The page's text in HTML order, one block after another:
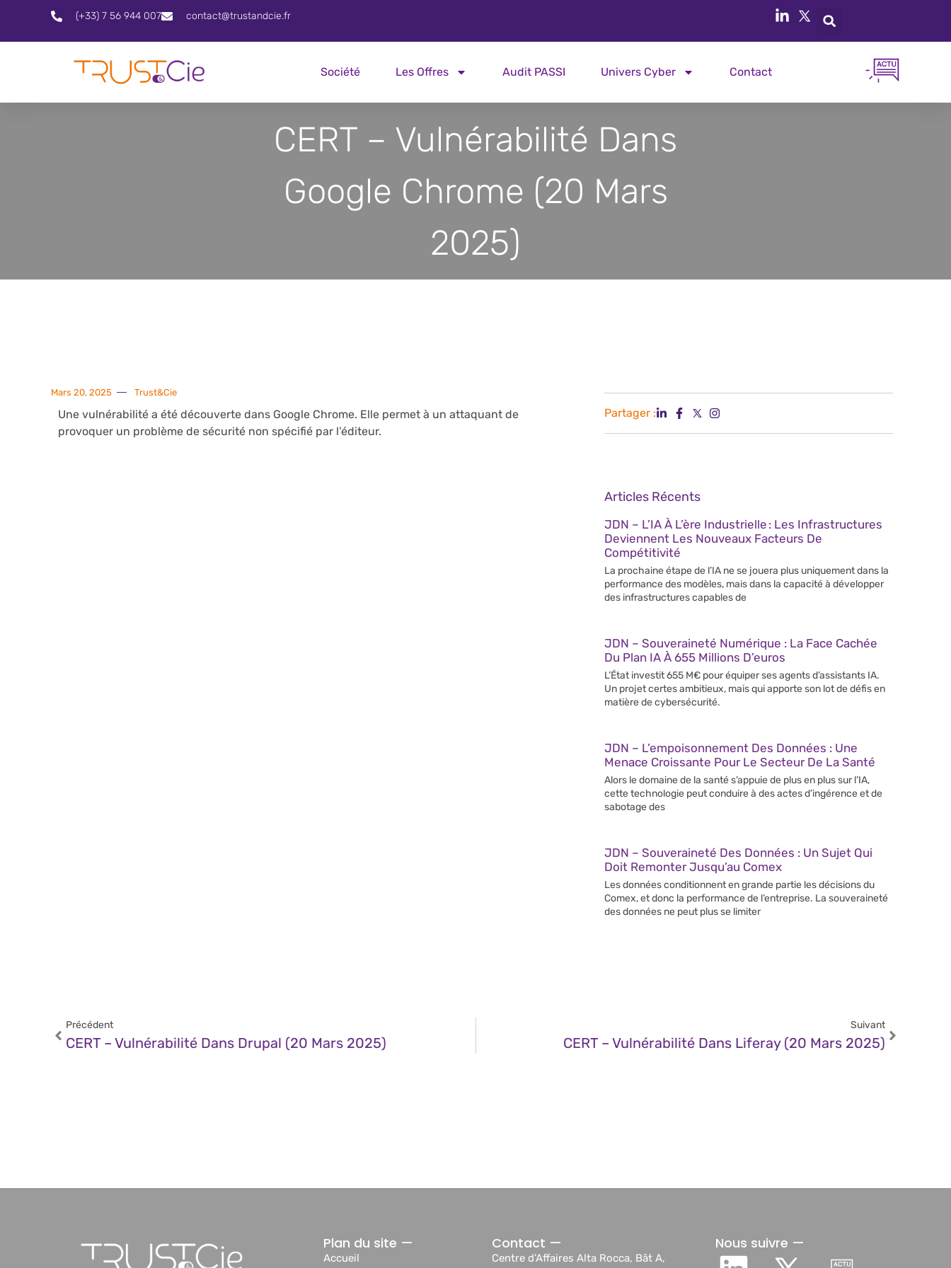
(+33) 7 56 944 007 contact@trustandcie.fr
Société Les Offres Audit PASSI Univers Cyber Contact
CERT – Vulnérabilité Dans
Google Chrome (20 Mars
2025)
Mars 20, 2025 Trust&Cie
Une vulnérabilité a été découverte dans Google Chrome. Elle permet à un attaquant de
provoquer un problème de sécurité non spécifié par l’éditeur.
Partager :
Articles Récents
JDN – L’IA À L’ère Industrielle : Les Infrastructures
Deviennent Les Nouveaux Facteurs De
Compétitivité
La prochaine étape de l’IA ne se jouera plus uniquement dans la
performance des modèles, mais dans la capacité à développer
des infrastructures capables de
JDN – Souveraineté Numérique : La Face Cachée
Du Plan IA À 655 Millions D’euros
L’État investit 655 M€ pour équiper ses agents d’assistants IA.
Un projet certes ambitieux, mais qui apporte son lot de défis en
matière de cybersécurité.
JDN – L’empoisonnement Des Données : Une
Menace Croissante Pour Le Secteur De La Santé
Alors le domaine de la santé s’appuie de plus en plus sur l’IA,
cette technologie peut conduire à des actes d’ingérence et de
sabotage des
JDN – Souveraineté Des Données : Un Sujet Qui
Doit Remonter Jusqu’au Comex
Les données conditionnent en grande partie les décisions du
Comex, et donc la performance de l’entreprise. La souveraineté
des données ne peut plus se limiter
Précédent
CERT – Vulnérabilité Dans Drupal (20 Mars 2025)
Suivant
CERT – Vulnérabilité Dans Liferay (20 Mars 2025)
Plan du site —
Accueil
Contact —
Centre d’Affaires Alta Rocca, Bât A,
Nous suivre —